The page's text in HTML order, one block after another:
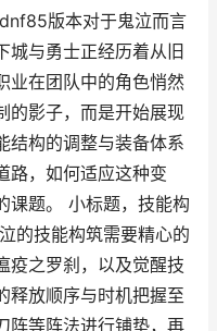
版本对于鬼泣而言
城与勇士正经历着从旧
业在团队中的角色悄然
的影子，而是开始展现
结构的调整与装备体系
路，如何适应这种变
课题。 小标题，技能构
的技能构筑需要精心的
疫之罗刹，以及觉醒技
释放顺序与时机把握至
阵等阵法进行铺垫，再